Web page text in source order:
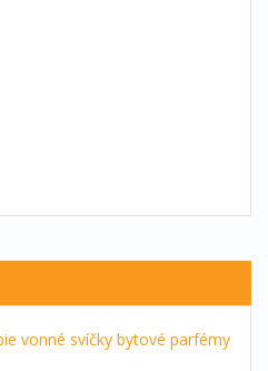
vonné svíčky bytové parfémy